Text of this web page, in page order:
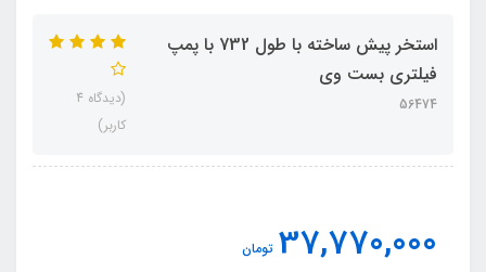
استخر پیش ساخته با طول 732 با پمپ
فیلتری بست وی
56474
(دیدگاه 4
کاربر)
37,770,000 تومان